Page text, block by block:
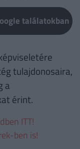
találatokban
tulajdonosaira,
a
érint.
ITT!
ben is!